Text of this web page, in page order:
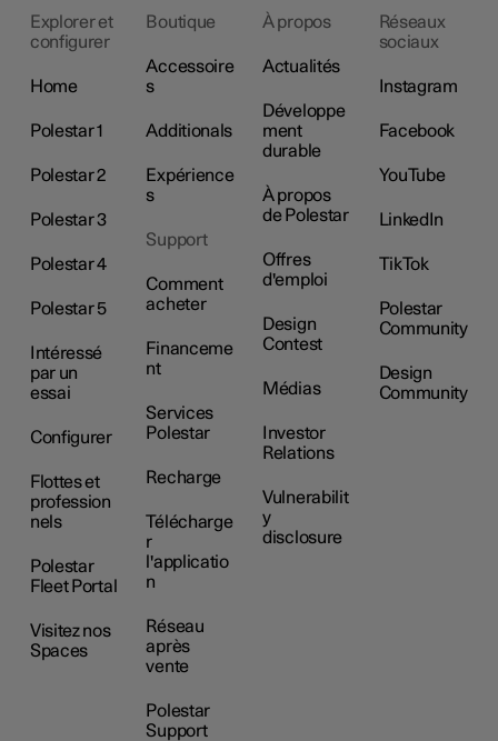
Explorer et
configurer
Home
Polestar 1
Polestar 2
Polestar 3
Polestar 4
Polestar 5
Intéressé
par un
essai
Configurer
Flottes et
profession
nels
Polestar
Fleet Portal
Visitez nos
Spaces
Boutique
Accessoire
s
Additionals
Expérience
s
Support
Comment
acheter
Financeme
nt
Services
Polestar
Recharge
Télécharge
r
l'applicatio
n
Réseau
après
vente
Polestar
Support
À propos
Actualités
Développe
ment
durable
À propos
de Polestar
Offres
d'emploi
Design
Contest
Médias
Investor
Relations
Vulnerabilit
y
disclosure
Réseaux
sociaux
Instagram
Facebook
YouTube
LinkedIn
TikTok
Polestar
Community
Design
Community